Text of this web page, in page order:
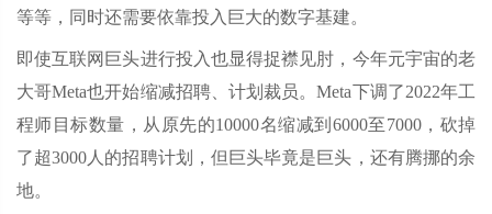
等等，同时还需要依靠投入巨大的数字基建。
即使互联网巨头进行投入也显得捉襟见肘，今年元宇宙的老
大哥Meta也开始缩减招聘、计划裁员。Meta下调了2022年工
程师目标数量，从原先的10000名缩减到6000至7000，砍掉
了超3000人的招聘计划，但巨头毕竟是巨头，还有腾挪的余
地。